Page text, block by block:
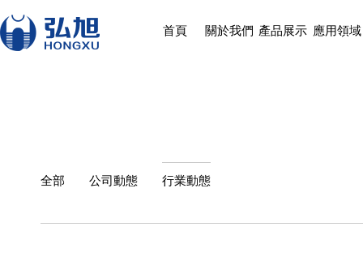
首頁 關於我們 產品展示 應用領域
全部 公司動態 行業動態